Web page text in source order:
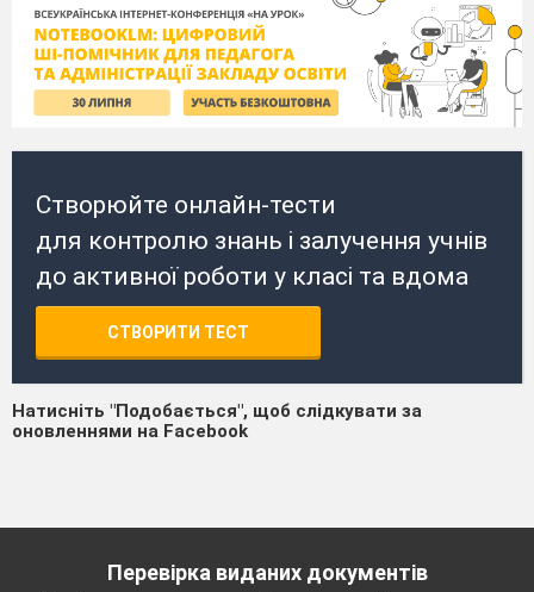
Створюйте онлайн-тести
для контролю знань і залучення учнів
до активної роботи у класі та вдома
СТВОРИТИ ТЕСТ
Натисніть "Подобається", щоб слідкувати за
оновленнями на Facebook
Перевірка виданих документів